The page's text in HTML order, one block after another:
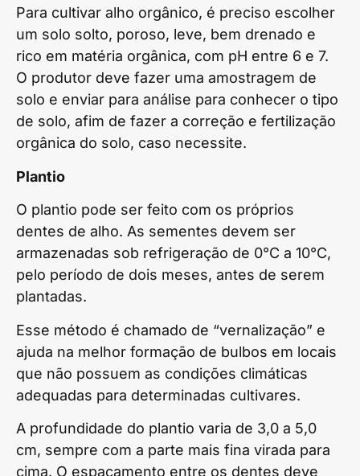
Para cultivar alho orgânico, é preciso escolher
um solo solto, poroso, leve, bem drenado e
rico em matéria orgânica, com pH entre 6 e 7.
O produtor deve fazer uma amostragem de
solo e enviar para análise para conhecer o tipo
de solo, afim de fazer a correção e fertilização
orgânica do solo, caso necessite.
Plantio
O plantio pode ser feito com os próprios
dentes de alho. As sementes devem ser
armazenadas sob refrigeração de 0°C a 10°C,
pelo período de dois meses, antes de serem
plantadas.
Esse método é chamado de “vernalização” e
ajuda na melhor formação de bulbos em locais
que não possuem as condições climáticas
adequadas para determinadas cultivares.
A profundidade do plantio varia de 3,0 a 5,0
cm, sempre com a parte mais fina virada para
cima. O espaçamento entre os dentes deve